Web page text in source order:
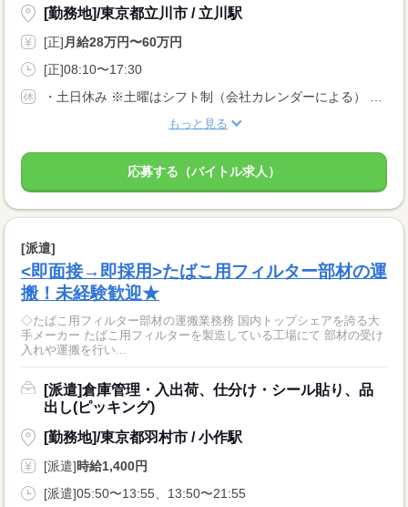
[勤務地]/東京都立川市 / 立川駅
[正] 月給28万円〜60万円
[正]08:10〜17:30
もっと見る
応募する（バイトル求人）
[派遣]
<即面接→即採用>たばこ用フィルター部材の運
搬！未経験歓迎★
◇たばこ用フィルター部材の運搬業務務 国内トップシェアを誇る大
手メーカー たばこ用フィルターを製造している工場にて 部材の受け
入れや運搬を行い...
[派遣]倉庫管理・入出荷、仕分け・シール貼り、品
出し(ピッキング)
[勤務地]/東京都羽村市 / 小作駅
[派遣]時給1,400円
[派遣]05:50〜13:55、13:50〜21:55